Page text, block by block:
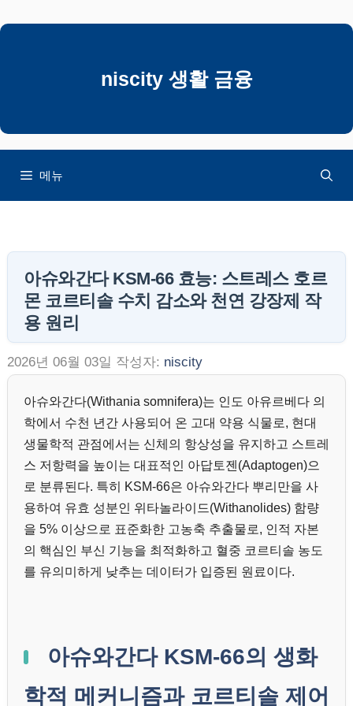
텐
뛰
niscity 생활 금융
메뉴
아슈와간다 KSM-66 효능: 스트레스 호르
몬 코르티솔 수치 감소와 천연 강장제 작
용 원리
2026년 06월 03일 작성자: niscity
아슈와간다(Withania somnifera)는 인도 아유르베다 의
학에서 수천 년간 사용되어 온 고대 약용 식물로, 현대
생물학적 관점에서는 신체의 항상성을 유지하고 스트레
스 저항력을 높이는 대표적인 아답토젠(Adaptogen)으
로 분류된다. 특히 KSM-66은 아슈와간다 뿌리만을 사
용하여 유효 성분인 위타놀라이드(Withanolides) 함량
을 5% 이상으로 표준화한 고농축 추출물로, 인적 자본
의 핵심인 부신 기능을 최적화하고 혈중 코르티솔 농도
를 유의미하게 낮추는 데이터가 입증된 원료이다.
아슈와간다 KSM-66의 생화
학적 메커니즘과 코르티솔 제어